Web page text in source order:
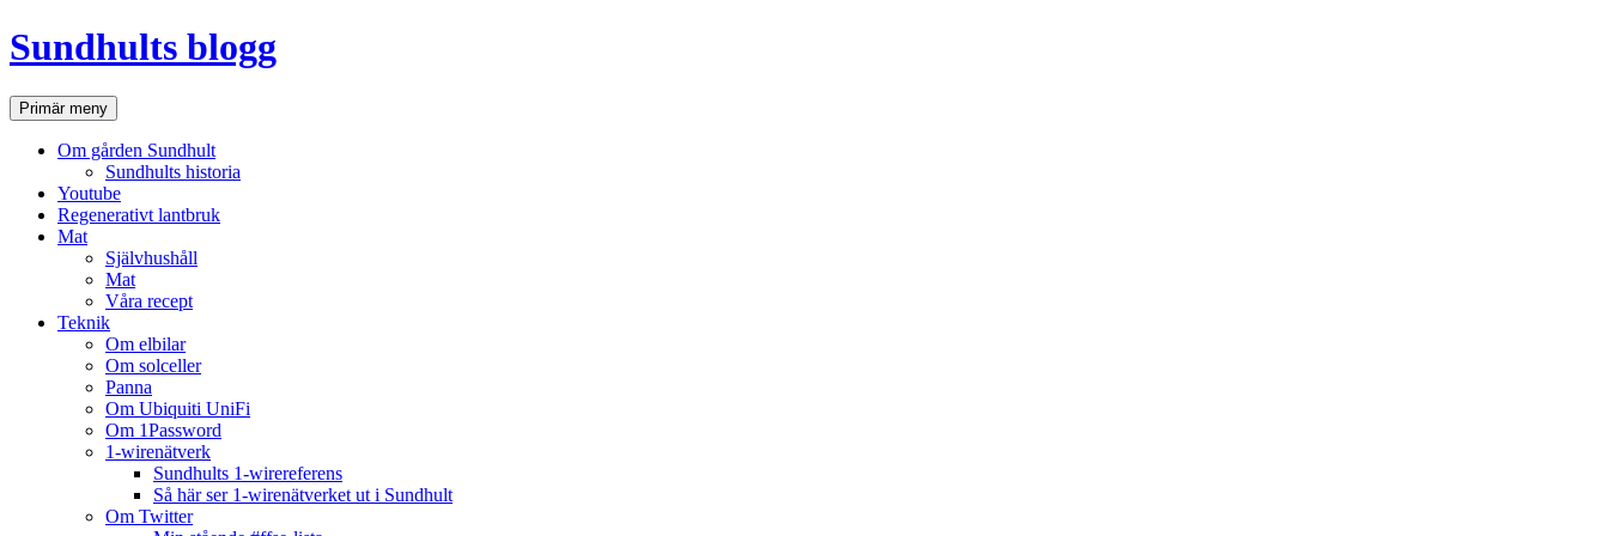
Hoppa
till
Sundhults blogg
SökPrimär meny
Om gården Sundhult
Sundhults historia
Youtube
Regenerativt lantbruk
Mat
Självhushåll
Mat
Våra recept
Teknik
Om elbilar
Om solceller
Panna
Om Ubiquiti UniFi
Om 1Password
1-wirenätverk
Sundhults 1-wirereferens
Så här ser 1-wirenätverket ut i Sundhult
Om Twitter